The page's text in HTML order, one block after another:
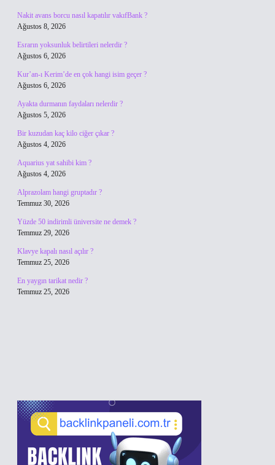
Nakit avans borcu nasıl kapatılır vakıfBank ?
Ağustos 8, 2026
Esrarın yoksunluk belirtileri nelerdir ?
Ağustos 6, 2026
Kur’an-ı Kerim’de en çok hangi isim geçer ?
Ağustos 6, 2026
Ayakta durmanın faydaları nelerdir ?
Ağustos 5, 2026
Bir kuzudan kaç kilo ciğer çıkar ?
Ağustos 4, 2026
Aquarius yat sahibi kim ?
Ağustos 4, 2026
Alprazolam hangi gruptadır ?
Temmuz 30, 2026
Yüzde 50 indirimli üniversite ne demek ?
Temmuz 29, 2026
Klavye kapalı nasıl açılır ?
Temmuz 25, 2026
En yaygın tarikat nedir ?
Temmuz 25, 2026